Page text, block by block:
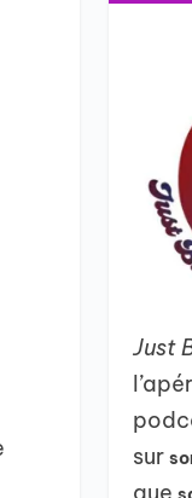
Just
sur